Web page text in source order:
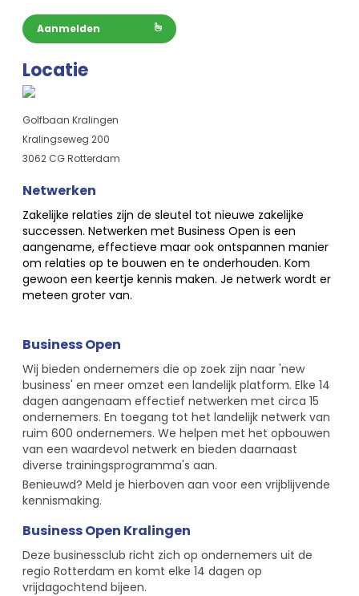
Aanmelden
Locatie
Golfbaan Kralingen
Kralingseweg 200
3062 CG Rotterdam
Netwerken
Zakelijke relaties zijn de sleutel tot nieuwe zakelijke
successen. Netwerken met Business Open is een
aangename, effectieve maar ook ontspannen manier
om relaties op te bouwen en te onderhouden. Kom
gewoon een keertje kennis maken. Je netwerk wordt er
meteen groter van.
Business Open
Wij bieden ondernemers die op zoek zijn naar 'new
business' en meer omzet een landelijk platform. Elke 14
dagen aangenaam effectief netwerken met circa 15
ondernemers. En toegang tot het landelijk netwerk van
ruim 600 ondernemers. We helpen met het opbouwen
van een waardevol netwerk en bieden daarnaast
diverse trainingsprogramma's aan.
Benieuwd? Meld je hierboven aan voor een vrijblijvende
kennismaking.
Business Open Kralingen
Deze businessclub richt zich op ondernemers uit de
regio Rotterdam en komt elke 14 dagen op
vrijdagochtend bijeen.